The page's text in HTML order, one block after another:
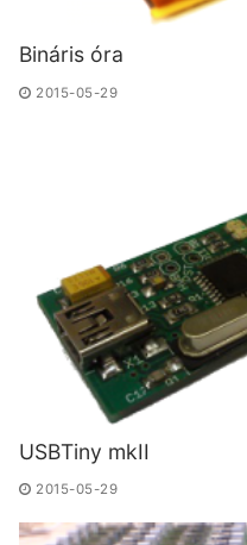
Bináris óra
2015-05-29
USBTiny mkII
2015-05-29